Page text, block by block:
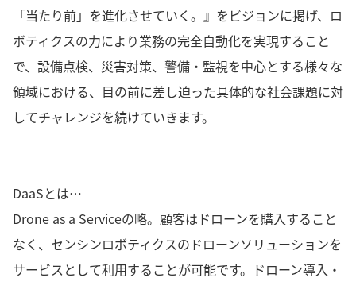
「当たり前」を進化させていく。』をビジョンに掲げ、ロ
ボティクスの力により業務の完全自動化を実現すること
で、設備点検、災害対策、警備・監視を中心とする様々な
領域における、目の前に差し迫った具体的な社会課題に対
してチャレンジを続けていきます。
DaaSとは…
Drone as a Serviceの略。顧客はドローンを購入すること
なく、センシンロボティクスのドローンソリューションを
サービスとして利用することが可能です。ドローン導入・